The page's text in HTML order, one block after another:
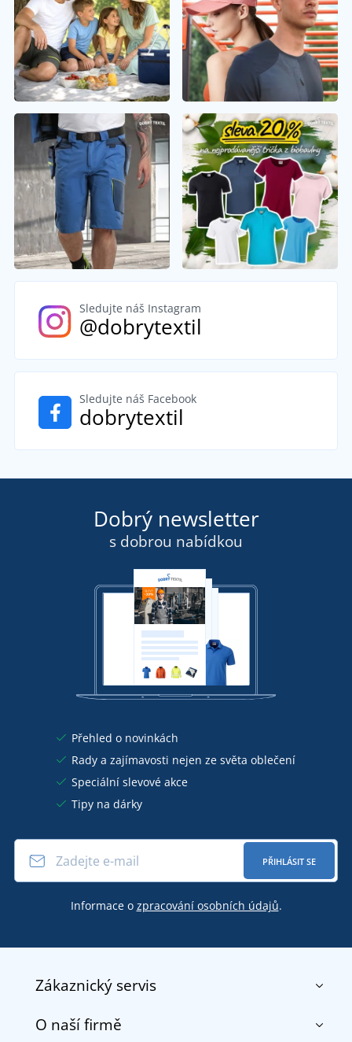
Sledujte náš Instagram
@dobrytextil
Sledujte náš Facebook
dobrytextil
Dobrý newsletter
s dobrou nabídkou
Přehled o novinkách
Rady a zajímavosti nejen ze světa oblečení
Speciální slevové akce
Tipy na dárky
PŘIHLÁSIT SE
Informace o zpracování osobních údajů.
Zákaznický servis
Kontakt
O naší firmě